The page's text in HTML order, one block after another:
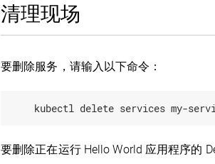
清理现场
要删除服务，请输入以下命令：
要删除正在运行 Hello World 应用程序的